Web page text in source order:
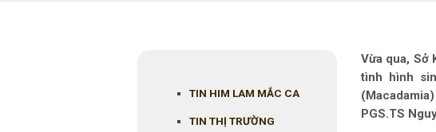
Vừa qua, Sở
tình hình
PGS.TS
TIN HIM LAM MẮC CA
TIN THỊ TRƯỜNG